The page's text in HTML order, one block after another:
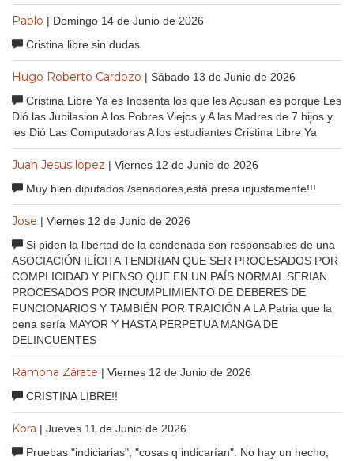
Pablo | Domingo 14 de Junio de 2026
Cristina libre sin dudas
Hugo Roberto Cardozo | Sábado 13 de Junio de 2026
Cristina Libre Ya es Inosenta los que les Acusan es porque Les
Dió las Jubilasion A los Pobres Viejos y A las Madres de 7 hijos y
les Dió Las Computadoras A los estudiantes Cristina Libre Ya
Juan Jesus lopez | Viernes 12 de Junio de 2026
Muy bien diputados /senadores,está presa injustamente!!!
Jose | Viernes 12 de Junio de 2026
Si piden la libertad de la condenada son responsables de una
ASOCIACIÓN ILÍCITA TENDRIAN QUE SER PROCESADOS POR
COMPLICIDAD Y PIENSO QUE EN UN PAÍS NORMAL SERIAN
PROCESADOS POR INCUMPLIMIENTO DE DEBERES DE
FUNCIONARIOS Y TAMBIÉN POR TRAICIÓN A LA Patria que la
pena sería MAYOR Y HASTA PERPETUA MANGA DE
DELINCUENTES
Ramona Zárate | Viernes 12 de Junio de 2026
CRISTINA LIBRE!!
Kora | Jueves 11 de Junio de 2026
Pruebas "indiciarias", "cosas q indicarían". No hay un hecho,